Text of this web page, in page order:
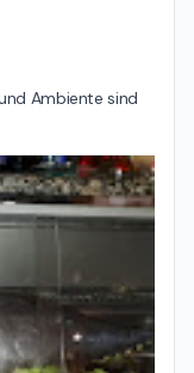
Ambiente sind